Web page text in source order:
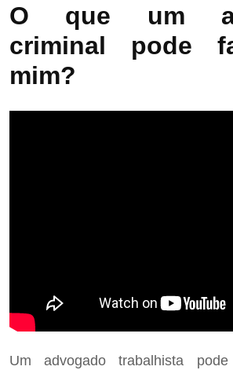
O que um
criminal pode
mim?
Um advogado trabalhista